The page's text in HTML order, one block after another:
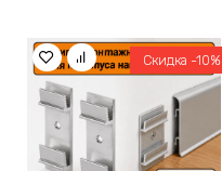
Скидка -10%